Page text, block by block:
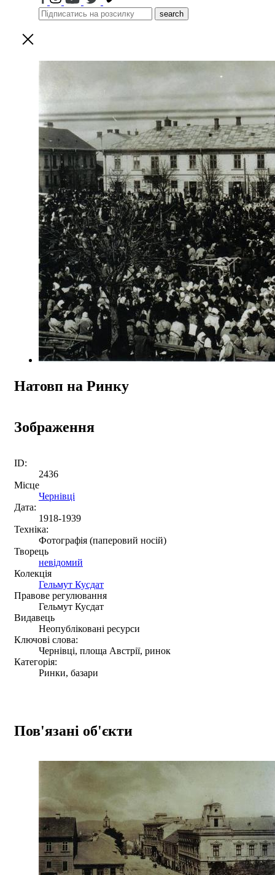
search
Натовп на Ринку
Зображення
ID:
2436
Місце
Чернівці
Дата:
1918-1939
Техніка:
Фотографія (паперовий носій)
Творець
невідомий
Колекція
Гельмут Кусдат
Правове регулювання
Гельмут Кусдат
Видавець
Неопубліковані ресурси
Ключові слова:
Чернівці, площа Австрії, ринок
Категорія:
Ринки, базари
Пов'язані об'єкти